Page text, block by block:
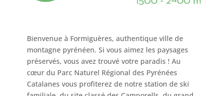
Bienvenue à Formiguères, authentique ville de
montagne pyrénéen. Si vous aimez les paysages
préservés, vous avez trouvé votre paradis ! Au
cœur du Parc Naturel Régional des Pyrénées
Catalanes vous profiterez de notre station de ski